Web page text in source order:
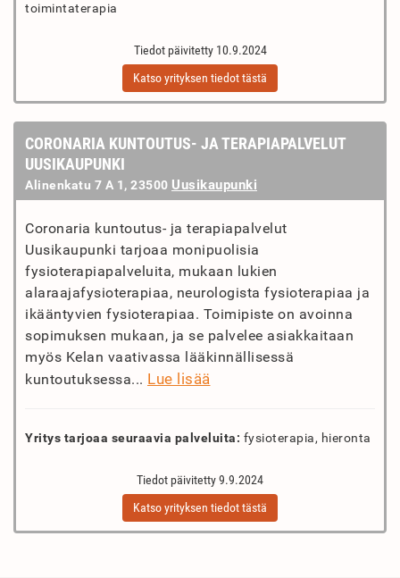
toimintaterapia
Tiedot päivitetty 10.9.2024
Katso yrityksen tiedot tästä
CORONARIA KUNTOUTUS- JA TERAPIAPALVELUT
UUSIKAUPUNKI
Alinenkatu 7 A 1, 23500 Uusikaupunki
Coronaria kuntoutus- ja terapiapalvelut
Uusikaupunki tarjoaa monipuolisia
fysioterapiapalveluita, mukaan lukien
alaraajafysioterapiaa, neurologista fysioterapiaa ja
ikääntyvien fysioterapiaa. Toimipiste on avoinna
sopimuksen mukaan, ja se palvelee asiakkaitaan
myös Kelan vaativassa lääkinnällisessä
kuntoutuksessa... Lue lisää
Yritys tarjoaa seuraavia palveluita: fysioterapia, hieronta
Tiedot päivitetty 9.9.2024
Katso yrityksen tiedot tästä